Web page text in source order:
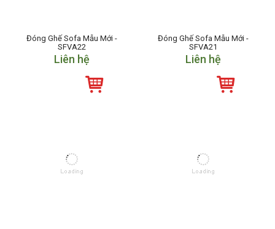
Đóng Ghế Sofa Mẫu Mới -
SFVA22
Liên hệ
Đóng Ghế Sofa Mẫu Mới -
SFVA21
Liên hệ